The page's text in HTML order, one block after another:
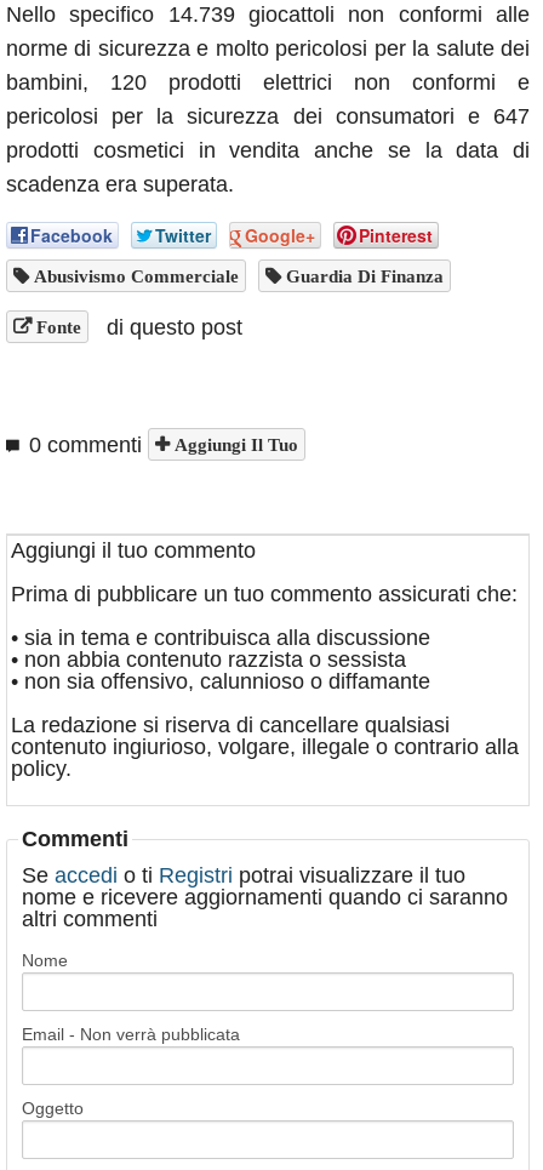
Nello specifico 14.739 giocattoli non conformi alle
norme di sicurezza e molto pericolosi per la salute dei
bambini, 120 prodotti elettrici non conformi e
pericolosi per la sicurezza dei consumatori e 647
prodotti cosmetici in vendita anche se la data di
scadenza era superata.
Facebook Twitter Google+ Pinterest
Abusivismo Commerciale Guardia Di Finanza
Fonte di questo post
0 commenti Aggiungi Il Tuo
Aggiungi il tuo commento
Prima di pubblicare un tuo commento assicurati che:
• sia in tema e contribuisca alla discussione
• non abbia contenuto razzista o sessista
• non sia offensivo, calunnioso o diffamante
La redazione si riserva di cancellare qualsiasi
contenuto ingiurioso, volgare, illegale o contrario alla
policy.
Commenti
Se accedi o ti Registri potrai visualizzare il tuo
nome e ricevere aggiornamenti quando ci saranno
altri commenti
Nome
Email - Non verrà pubblicata
Oggetto